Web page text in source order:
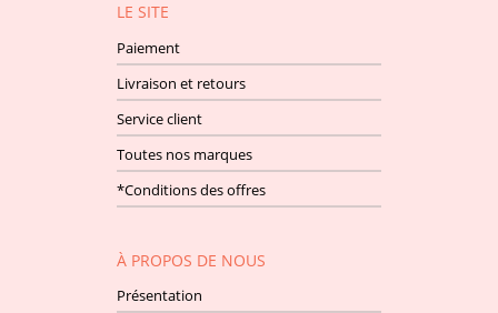
LE SITE
Paiement
Livraison et retours
Service client
Toutes nos marques
*Conditions des offres
À PROPOS DE NOUS
Présentation